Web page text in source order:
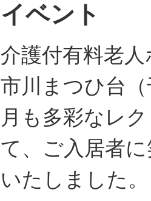
イベント
介護付有料老
市川まつひ台
月も多彩なレ
て、ご入居者
いたしました。